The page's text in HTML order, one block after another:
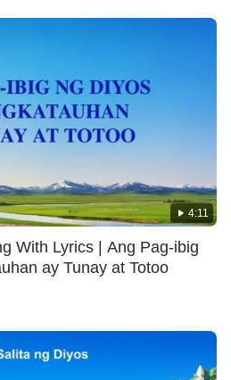
4:11
With Lyrics | Ang Pag-ibig
ay Tunay at Totoo